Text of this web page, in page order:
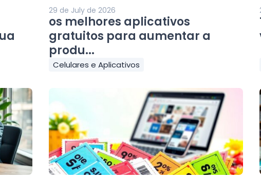
29 de July de 2026
os melhores aplicativos
gratuitos para aumentar a
produ...
Celulares e Aplicativos